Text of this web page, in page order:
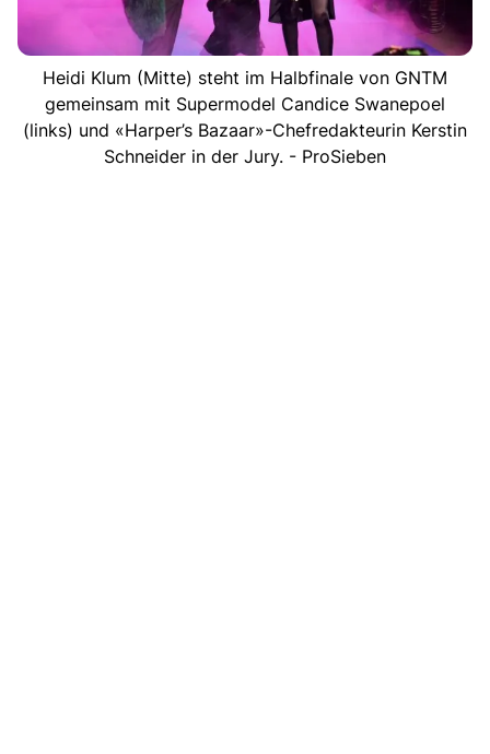
Heidi Klum (Mitte) steht im Halbfinale von GNTM
gemeinsam mit Supermodel Candice Swanepoel
(links) und «Harper’s Bazaar»-Chefredakteurin Kerstin
Schneider in der Jury. - ProSieben